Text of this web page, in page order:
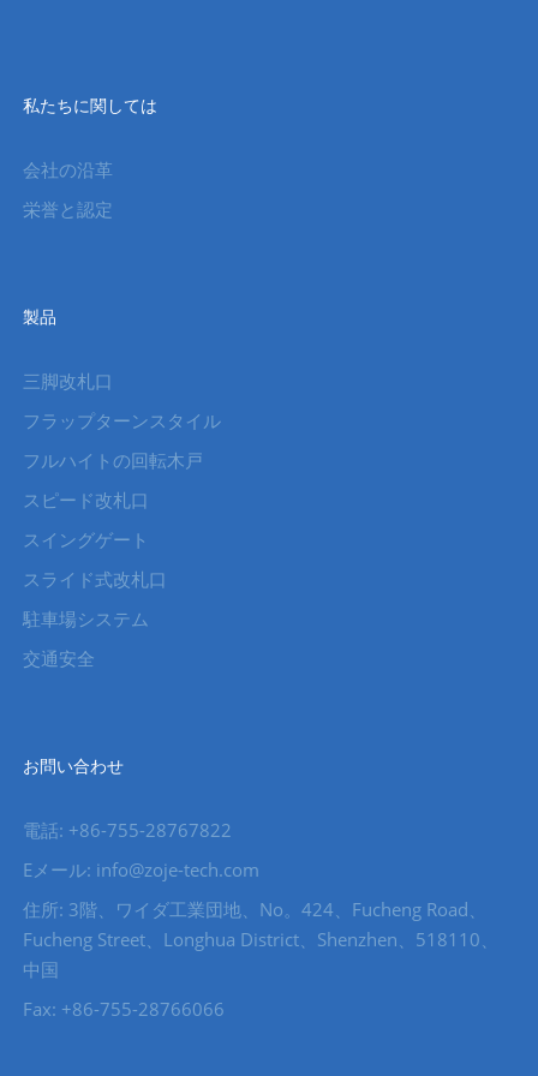
私たちに関しては
会社の沿革
栄誉と認定
製品
三脚改札口
フラップターンスタイル
フルハイトの回転木戸
スピード改札口
スイングゲート
スライド式改札口
駐車場システム
交通安全
お問い合わせ
電話: +86-755-28767822
Eメール: info@zoje-tech.com
住所: 3階、ワイダ工業団地、No。424、Fucheng Road、
Fucheng Street、Longhua District、Shenzhen、518110、
中国
Fax: +86-755-28766066